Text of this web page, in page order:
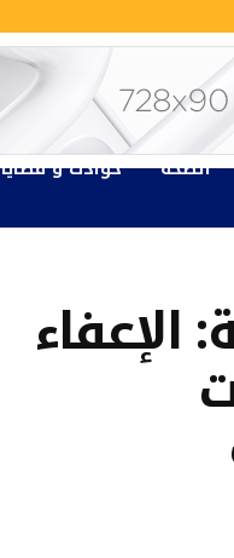
الصحة حوادث و قضايا